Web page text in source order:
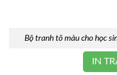
Bộ tranh tô màu cho học
IN